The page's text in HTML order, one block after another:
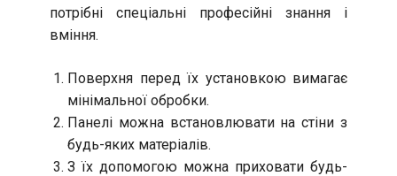
потрібні спеціальні професійні знання і
вміння.
Поверхня перед їх установкою вимагає
мінімальної обробки.
Панелі можна встановлювати на стіни з
будь-яких матеріалів.
З їх допомогою можна приховати будь-